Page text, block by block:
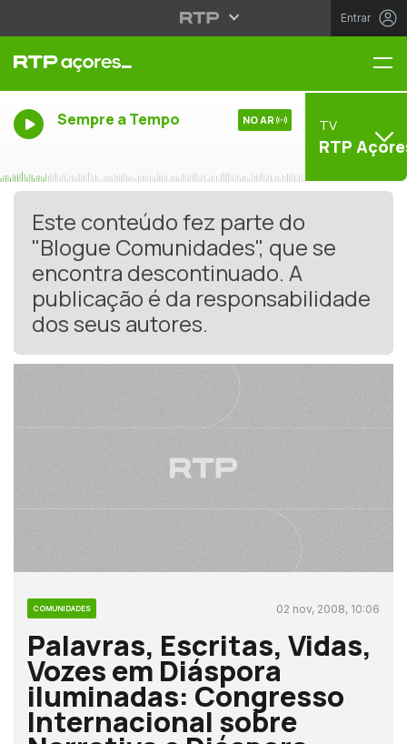
Entrar
Sempre a Tempo NO AR TV
RTP
Este conteúdo fez parte do
"Blogue Comunidades", que se
encontra descontinuado. A
publicação é da responsabilidade
dos seus autores.
COMUNIDADES 02 nov, 2008, 10:06
Palavras, Escritas, Vidas,
Vozes em Diáspora
iluminadas: Congresso
Internacional sobre